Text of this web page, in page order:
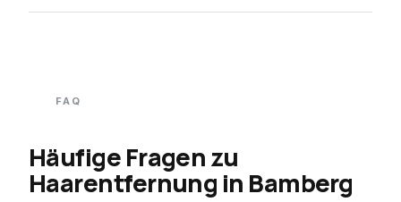
FAQ
Häufige Fragen zu
Haarentfernung in Bamberg